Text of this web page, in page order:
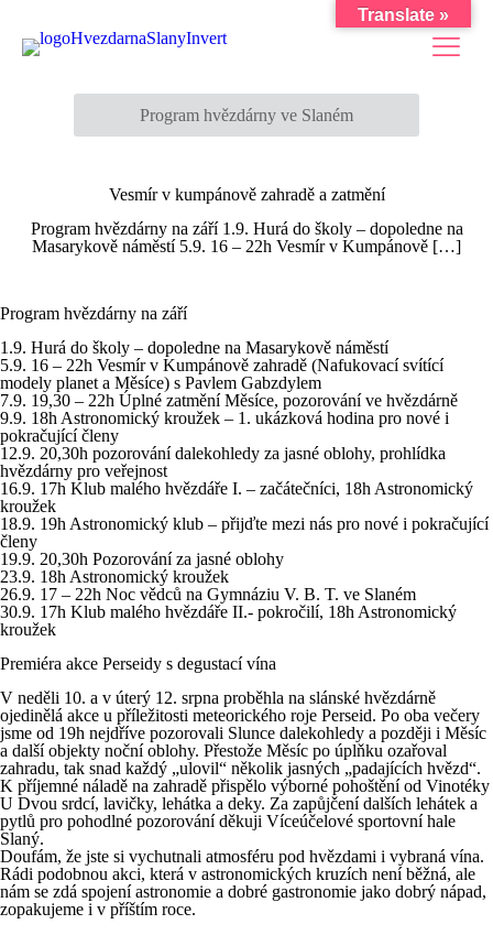
Program hvězdárny ve Slaném
Vesmír v kumpánově zahradě a zatmění
Program hvězdárny na září 1.9. Hurá do školy – dopoledne na
Masarykově náměstí 5.9. 16 – 22h Vesmír v Kumpánově […]
Program hvězdárny na září
1.9. Hurá do školy – dopoledne na Masarykově náměstí
5.9. 16 – 22h Vesmír v Kumpánově zahradě (Nafukovací svítící
modely planet a Měsíce) s Pavlem Gabzdylem
7.9. 19,30 – 22h Úplné zatmění Měsíce, pozorování ve hvězdárně
9.9. 18h Astronomický kroužek – 1. ukázková hodina pro nové i
pokračující členy
12.9. 20,30h pozorování dalekohledy za jasné oblohy, prohlídka
hvězdárny pro veřejnost
16.9. 17h Klub malého hvězdáře I. – začátečníci, 18h Astronomický
kroužek
18.9. 19h Astronomický klub – přijďte mezi nás pro nové i pokračující
členy
19.9. 20,30h Pozorování za jasné oblohy
23.9. 18h Astronomický kroužek
26.9. 17 – 22h Noc vědců na Gymnáziu V. B. T. ve Slaném
30.9. 17h Klub malého hvězdáře II.- pokročilí, 18h Astronomický
kroužek
Premiéra akce Perseidy s degustací vína
V neděli 10. a v úterý 12. srpna proběhla na slánské hvězdárně
ojedinělá akce u příležitosti meteorického roje Perseid. Po oba večery
jsme od 19h nejdříve pozorovali Slunce dalekohledy a později i Měsíc
a další objekty noční oblohy. Přestože Měsíc po úplňku ozařoval
zahradu, tak snad každý „ulovil“ několik jasných „padajících hvězd“.
K příjemné náladě na zahradě přispělo výborné pohoštění od Vinotéky
U Dvou srdcí, lavičky, lehátka a deky. Za zapůjčení dalších lehátek a
pytlů pro pohodlné pozorování děkuji Víceúčelové sportovní hale
Slaný.
Doufám, že jste si vychutnali atmosféru pod hvězdami i vybraná vína.
Rádi podobnou akci, která v astronomických kruzích není běžná, ale
nám se zdá spojení astronomie a dobré gastronomie jako dobrý nápad,
zopakujeme i v příštím roce.
Translate »